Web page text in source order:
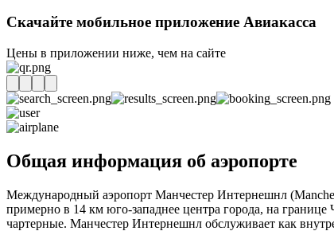
Скачайте мобильное приложение Авиакасса
Цены в приложении ниже, чем на сайте
Общая информация об аэропорте
Международный аэропорт Манчестер Интернешнл
примерно в 14 км юго-западнее центра города, на
чартерные. Манчестер Интернешнл обслуживает как